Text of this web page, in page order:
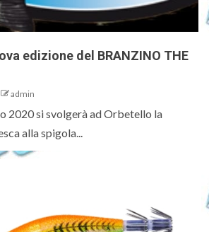
edizione del BRANZINO THE
admin
2020 si svolgerà ad Orbetello la
alla spigola...